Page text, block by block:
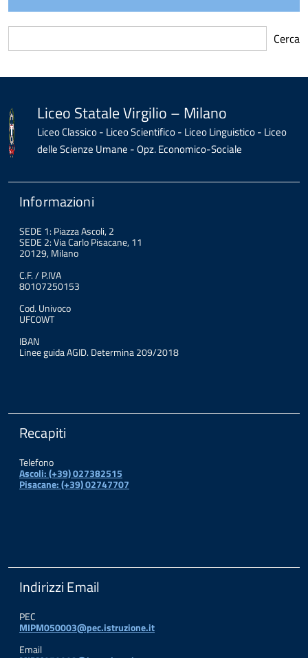
Cerca
all'inizio
contenutoLiceo Statale Virgilio – Milano
Liceo Classico - Liceo Scientifico - Liceo Linguistico - Liceo
delle Scienze Umane - Opz. Economico-Sociale
Informazioni
SEDE 1: Piazza Ascoli, 2
SEDE 2: Via Carlo Pisacane, 11
20129, Milano
C.F. / P.IVA
80107250153
Cod. Univoco
UFC0WT
IBAN
Linee guida AGID. Determina 209/2018
Recapiti
Telefono
Ascoli: (+39) 027382515
Pisacane: (+39) 02747707
Indirizzi Email
PEC
MIPM050003@pec.istruzione.it
Email